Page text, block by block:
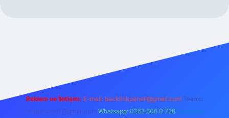
Reklam ve İletişim: E-mail: backlinkpaneli@gmail.com Teams:
forumhizmeti@gmail.com Whatsapp: 0262 606 0 726 Telegram: